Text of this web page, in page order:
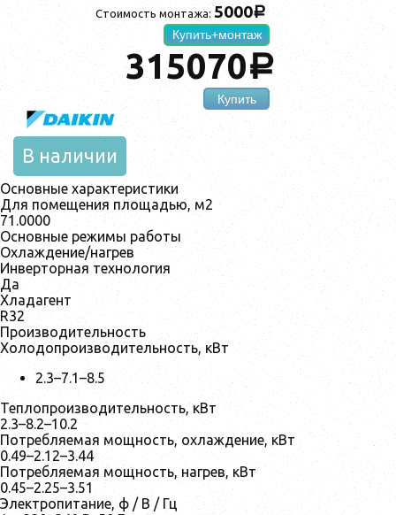
Стоимость монтажа: 5000a
Купить+монтаж
315070a
Купить
В наличии
Основные характеристики
Для помещения площадью, м2
71.0000
Основные режимы работы
Охлаждение/нагрев
Инверторная технология
Да
Хладагент
R32
Производительность
Холодопроизводительность, кВт
2.3–7.1–8.5
Теплопроизводительность, кВт
2.3–8.2–10.2
Потребляемая мощность, охлаждение, кВт
0.49–2.12–3.44
Потребляемая мощность, нагрев, кВт
0.45–2.25–3.51
Электропитание, ф / В / Гц